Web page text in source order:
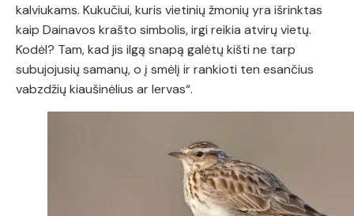
kalviukams. Kukučiui, kuris vietinių žmonių yra išrinktas
kaip Dainavos krašto simbolis, irgi reikia atvirų vietų.
Kodėl? Tam, kad jis ilgą snapą galėtų kišti ne tarp
subujojusių samanų, o į smėlį ir rankioti ten esančius
vabzdžių kiaušinėlius ar lervas“.